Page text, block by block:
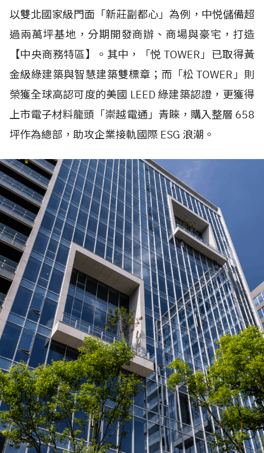
以雙北國家級門面「新莊副都心」為例，中悦儲備超
過兩萬坪基地，分期開發商辦、商場與豪宅，打造
【中央商務特區】。其中，「悦 TOWER」已取得黃
金級綠建築與智慧建築雙標章；而「松 TOWER」則
榮獲全球高認可度的美國 LEED綠建築認證，更獲得
上市電子材料龍頭「崇越電通」青睞，購入整層 658
坪作為總部，助攻企業接軌國際 ESG 浪潮。